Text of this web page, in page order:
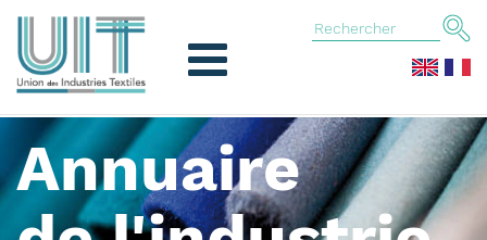
Annuaire